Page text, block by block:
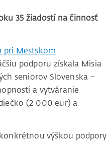
35 žiadostí na činnosť
pri Mestskom
podporu získala Misia
seniorov Slovenska –
a vytváranie
(2 000 eur) a
výškou podpory